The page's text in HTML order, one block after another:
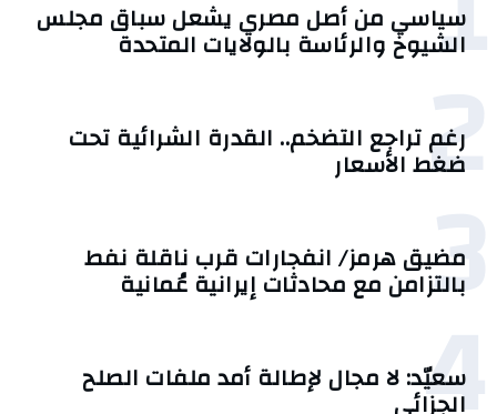
سياسي من أصل مصري يشعل سباق مجلس
الشيوخ والرئاسة بالولايات المتحدة
2
رغم تراجع التضخم.. القدرة الشرائية تحت
ضغط الأسعار
3
مضيق هرمز/ انفجارات قرب ناقلة نفط
بالتزامن مع محادثات إيرانية عُمانية
سعيّد: لا مجال لإطالة أمد ملفات الصلح
الجزائي